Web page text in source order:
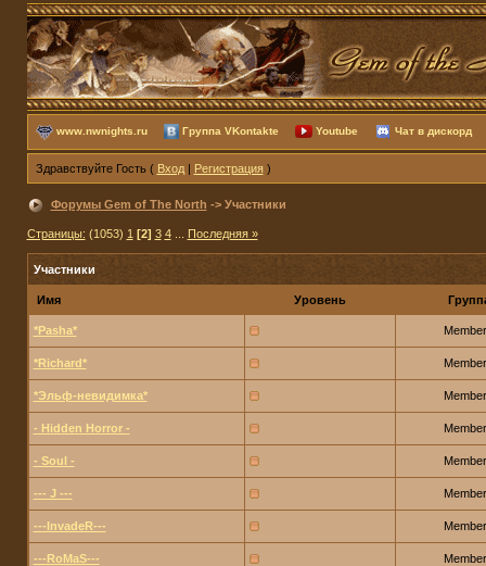
www.nwnights.ru Группа VKontakte Youtube Чат в дискорд
Здравствуйте Гость ( Вход| Регистрация)
Форумы Gem of The North -> Участники
Страницы: (1053) 1 [2] 3 4... Последняя »
Участники
Имя Уровень
*Pasha*
*Richard*
*Эльф-невидимка*
- Hidden Horror -
- Soul -
--- J ---
---InvadeR---
---RoMaS---